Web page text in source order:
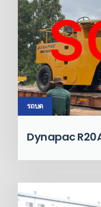
รถบด
Dynapac